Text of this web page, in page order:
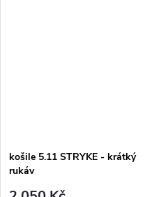
košile 5.11 STRYKE - krátký
rukáv